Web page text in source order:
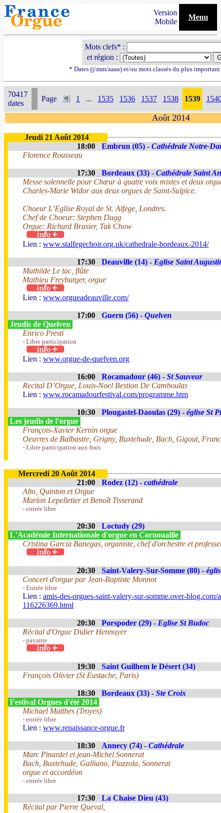
Version
Mobile
Menu
Mots clefs* :
et région :
* Dates (j/mm/aaaa) et/ou mots classés du plus
70417
dates
Page 1 ... 1535 1536 1537 1538 1539
Août 2014
Jeudi 21 Août 2014
18:00
Embrun (05) - Cathédrale Notre-
Florence Rousseau
17:30 Bordeaux (33) - Cathédrale Saint
Messe solennelle pour Chœur à quatre voix mixtes et deux
Charles-Marie Widor aux deux orgues de Saint-Sulpice.
Choeur L’Eglise Royal de St. Alfege, Londres.
Chef de Choeur: Stephen Dagg
Orgue: Richard Brasier, Tak Chow
Lien : www.stalfegechoir.org.uk/cathedrale-bordeaux-2014/
17:30 Deauville (14) - Eglise Saint
Mathilde Le tac, flûte
Mathieu Freyburger, orgue
Lien : www.orgueadeauville.com/
17:00 Guern (56) - Quelven
Jeudis de Quelven
Enrico Presti
- Libre participation
Lien : www.orgue-de-quelven.org
16:00 Rocamadour (46) - St Sauveur
Recital D’Orgue, Louis-Noel Bestion De Camboulas
Lien : www.rocamadourfestival.com/programme.htm
10:30 Plougastel-Daoulas (29) - église St
Les jeudis de l'orgue
François-Xavier Kernin orgue
Oeuvres de Balbastre, Grigny, Buxtehude, Bach, Gigout,
- Libre participation aux frais
Mercredi 20 Août 2014
21:00
Rodez (12) - cathédrale
Alto, Quinton et Orgue
Marion Lepelletier et Benoît Tisserand
- entrée libre
20:30
Loctudy (29)
L'Académie Internationale d'orgue en Cornouaille
Cristina Garcia Banegas, organiste, chef d'orchestre et
20:30 Saint-Valery-Sur-Somme (80) -
Concert d'orgue par Jean-Baptiste Monnot
- Entrée libre
Lien : amis-des-orgues-saint-valery-sur-somme.over-
116226369.html
20:30 Porspoder (29) - Eglise St Budoc
Récital d'Orgue Didier Hennuyer
- payante
19:30
Saint Guilhem le Désert (34)
François Olivier (St Eustache, Paris)
18:30 Bordeaux (33) - Ste Croix
Festival Orgues d'été 2014
Michael Matthes (Troyes)
- entrée libre
Lien : www.renaissance-orgue.fr
18:30 Annecy (74) - Cathédrale
Marc Pinardel et jean-Michel Sonnerat
Bach, Buxtehude, Galliano, Piazzola, Sonnerat
orgue et accordéon
- entrée libre
17:30
La Chaise Dieu (43)
Récital par Pierre Queval,